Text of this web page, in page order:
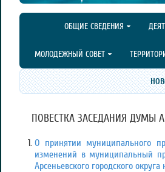
ОБЩИЕ СВЕДЕНИЯ
МОЛОДЕЖНЫЙ СОВЕТ
ПОВЕСТКА ЗАСЕДАНИЯ ДУМЫ
О принятии муниципального
изменений в муниципальный
Арсеньевского городского